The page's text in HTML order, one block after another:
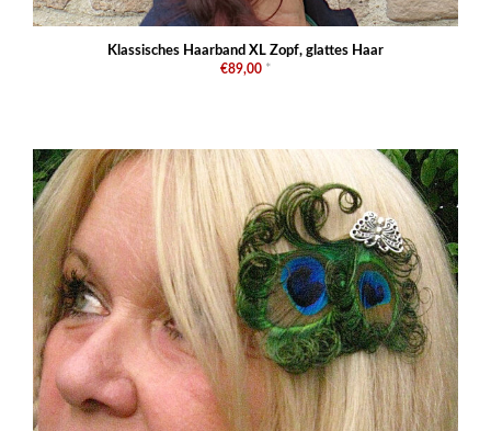
Klassisches Haarband XL Zopf, glattes Haar
€89,00 *